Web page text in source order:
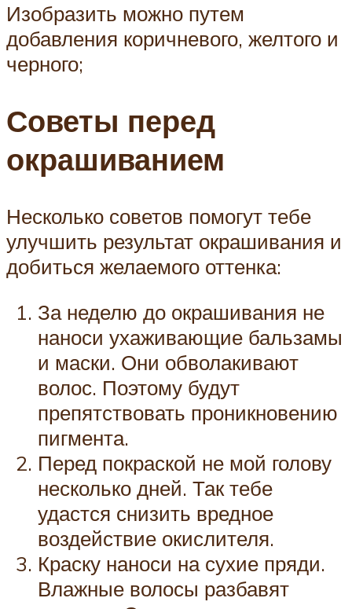
Изобразить можно путем
добавления коричневого, желтого и
черного;
Советы перед
окрашиванием
Несколько советов помогут тебе
улучшить результат окрашивания и
добиться желаемого оттенка:
За неделю до окрашивания не
наноси ухаживающие бальзамы
и маски. Они обволакивают
волос. Поэтому будут
препятствовать проникновению
пигмента.
Перед покраской не мой голову
несколько дней. Так тебе
удастся снизить вредное
воздействие окислителя.
Краску наноси на сухие пряди.
Влажные волосы разбавят